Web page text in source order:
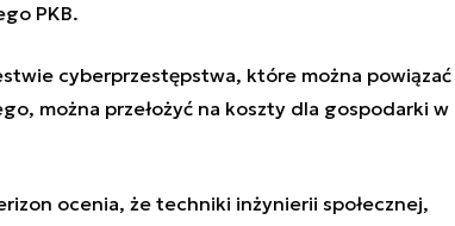
PKB.
cyberprzestępstwa, które można powiązać
można przełożyć na koszty dla gospodarki w
ocenia, że techniki inżynierii społecznej,